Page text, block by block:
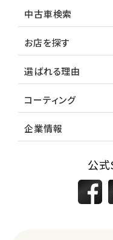
中古車検索
お店を探す
選ばれる理由
コーティング
企業情報
公式